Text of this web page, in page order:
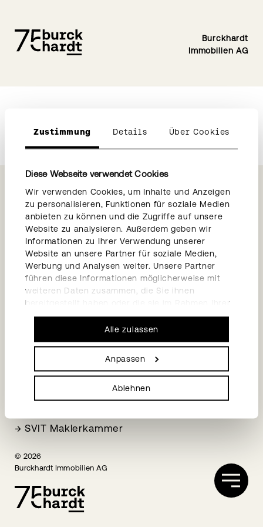
Zustimmung Details Über Cookies
Diese Webseite verwendet Cookies
Wir verwenden Cookies, um Inhalte und Anzeigen
zu personalisieren, Funktionen für soziale Medien
anbieten zu können und die Zugriffe auf unsere
Website zu analysieren. Außerdem geben wir
Informationen zu Ihrer Verwendung unserer
Website an unsere Partner für soziale Medien,
Werbung und Analysen weiter. Unsere Partner
führen diese Informationen möglicherweise mit
weiteren Daten zusammen, die Sie ihnen
bereitgestellt haben oder die sie im Rahmen Ihrer
Nutzung der Dienste gesammelt haben.
Alle zulassen
Anpassen
Ablehnen
Burckhardt
Immobilien AG
Weitere Links
Burckhardt Entwicklungen
Burckhardt Architektur
Impressum
Datenschutzerklärung
Facebook
Mitgliedschaften
HEV Basel-Stadt
→ SVIT Maklerkammer
© 2026
Burckhardt Immobilien AG